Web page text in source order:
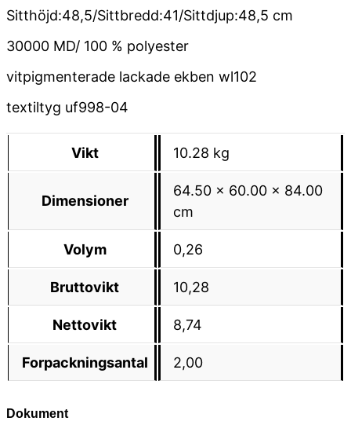
Sitthöjd:48,5/Sittbredd:41/Sittdjup:48,5 cm
30000 MD/ 100 % polyester
vitpigmenterade lackade ekben wl102
textiltyg uf998-04
Vikt 10.28 kg
Dimensioner
64.50 × 60.00 × 84.00
cm
Volym 0,26
Bruttovikt 10,28
Nettovikt 8,74
Forpackningsantal 2,00
Dokument